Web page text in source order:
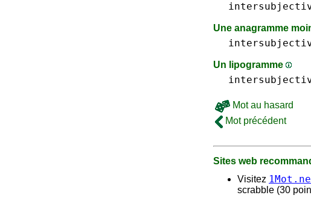
Une anagramme
Un lipogramme
Mot au hasard
Mot précédent
Sites web
Visitez
scrabble (30